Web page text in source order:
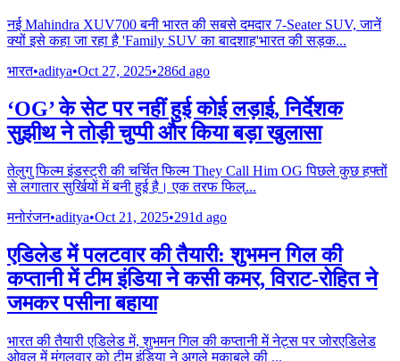
नई Mahindra XUV700 बनी भारत की सबसे दमदार 7-Seater SUV, जानें
क्यों इसे कहा जा रहा है 'Family SUV का बादशाह'भारत की सड़क...
भारत•aditya•Oct 27, 2025•286d ago
‘OG’ के सेट पर नहीं हुई कोई लड़ाई, निर्देशक
सुझीथ ने तोड़ी चुप्पी और किया बड़ा खुलासा
तेलुगु फिल्म इंडस्ट्री की चर्चित फिल्म They Call Him OG पिछले कुछ हफ्तों
से लगातार सुर्खियों में बनी हुई है। एक तरफ फिल्...
मनोरंजन•aditya•Oct 21, 2025•291d ago
एडिलेड में पलटवार की तैयारी: शुभमन गिल की
कप्तानी में टीम इंडिया ने कसी कमर, विराट-रोहित ने
जमकर पसीना बहाया
भारत की तैयारी एडिलेड में, शुभमन गिल की कप्तानी में नेट्स पर जोरएडिलेड
ओवल में मंगलवार को टीम इंडिया ने अगले मुकाबले की ...